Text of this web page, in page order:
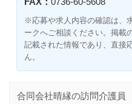
※応募や求人内容の確認は、
ークへご相談ください。掲載
記載された情報であり、直接
ん。
合同会社晴縁の訪